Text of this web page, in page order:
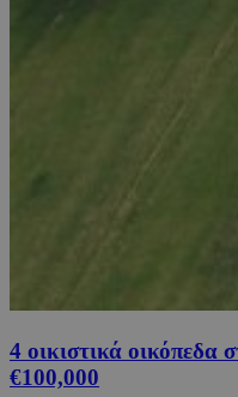
4 οικιστικά οικόπεδα
€100,000